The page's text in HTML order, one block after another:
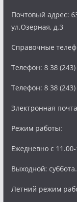
Почтовый адрес:
ул.Озерная, д.3
Справочные
Телефон: 8 38
Телефон: 8 38
Электронная
Режим работы:
Ежедневно с
Выходной: суббота.
Летний режим